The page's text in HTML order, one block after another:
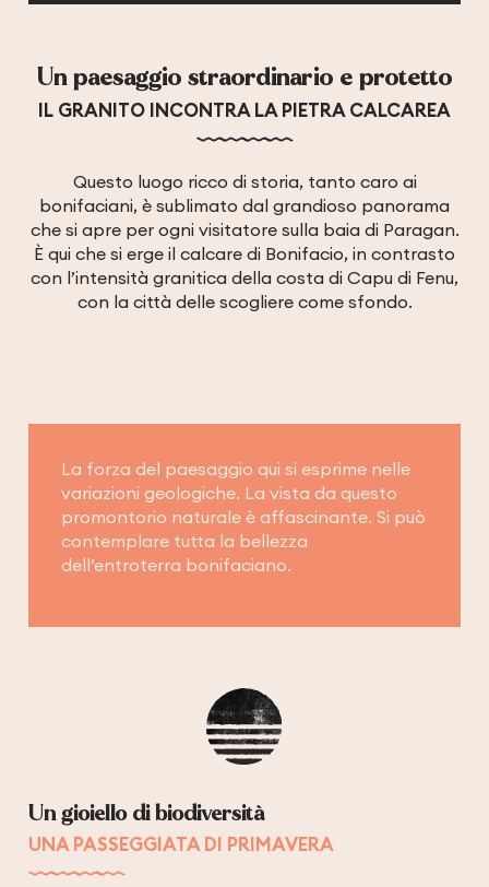
Un paesaggio straordinario e protetto
IL GRANITO INCONTRA LA PIETRA CALCAREA
Questo luogo ricco di storia, tanto caro ai
bonifaciani, è sublimato dal grandioso panorama
che si apre per ogni visitatore sulla baia di Paragan.
È qui che si erge il calcare di Bonifacio, in contrasto
con l’intensità granitica della costa di Capu di Fenu,
con la città delle scogliere come sfondo.
La forza del paesaggio qui si esprime nelle
variazioni geologiche. La vista da questo
promontorio naturale è affascinante. Si può
contemplare tutta la bellezza
dell’entroterra bonifaciano.
Un gioiello di biodiversità
UNA PASSEGGIATA DI PRIMAVERA